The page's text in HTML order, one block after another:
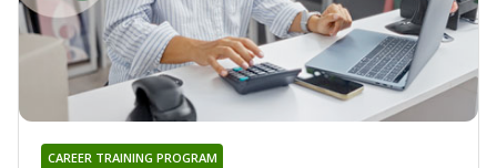
CAREER TRAINING PROGRAM